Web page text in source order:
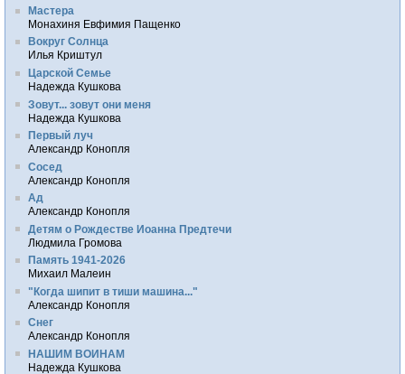
Мастера
Монахиня Евфимия Пащенко
Вокруг Солнца
Илья Криштул
Царской Семье
Надежда Кушкова
Зовут... зовут они меня
Надежда Кушкова
Первый луч
Александр Конопля
Сосед
Александр Конопля
Ад
Александр Конопля
Детям о Рождестве Иоанна Предтечи
Людмила Громова
Память 1941-2026
Михаил Малеин
"Когда шипит в тиши машина..."
Александр Конопля
Снег
Александр Конопля
НАШИМ ВОИНАМ
Надежда Кушкова